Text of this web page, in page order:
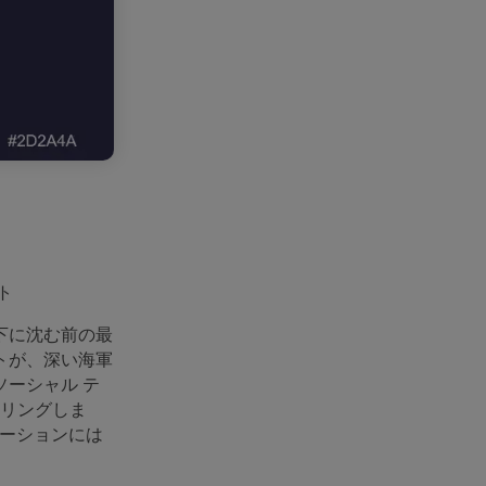
に沈む前の最
が、深い海軍
ーシャル テ
ングしま
ションには